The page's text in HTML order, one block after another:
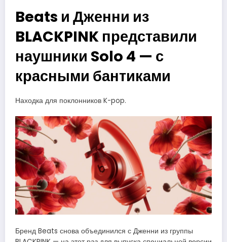
Beats и Дженни из
BLACKPINK представили
наушники Solo 4 — с
красными бантиками
Находка для поклонников K-pop.
Бренд Beats снова объединился с Дженни из группы